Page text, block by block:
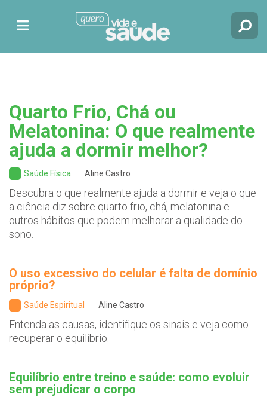
Quarto Frio, Chá ou
Melatonina: O que realmente
ajuda a dormir melhor?
Saúde Física Aline Castro
Descubra o que realmente ajuda a dormir e veja o que
a ciência diz sobre quarto frio, chá, melatonina e
outros hábitos que podem melhorar a qualidade do
sono.
O uso excessivo do celular é falta de domínio
próprio?
Saúde Espiritual Aline Castro
Entenda as causas, identifique os sinais e veja como
recuperar o equilíbrio.
Equilíbrio entre treino e saúde: como evoluir
sem prejudicar o corpo